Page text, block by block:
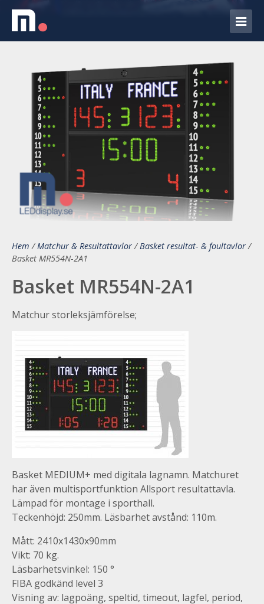
Hem /Matchur & Resultattavlor/Basket resultat- & foultavlor/
Basket MR554N-2A1
Basket MR554N-2A1
Matchur storleksjämförelse;
Basket MEDIUM+ med digitala lagnamn. Matchuret
har även multisportfunktion Allsport resultattavla.
Lämpad för montage i sporthall.
Teckenhöjd: 250mm. Läsbarhet avstånd: 110m.
Mått: 2410x1430x90mm
Vikt: 70 kg.
Läsbarhetsvinkel: 150 °
FIBA godkänd level 3
Visning av: lagpoäng, speltid, timeout, lagfel, period,